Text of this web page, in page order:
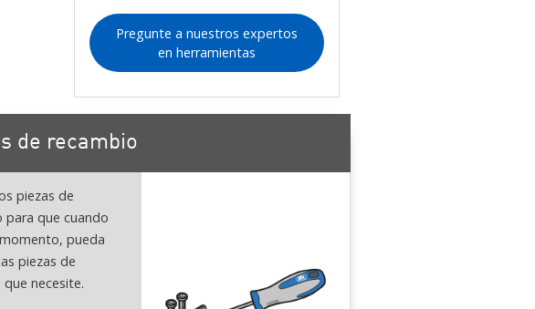
Pregunte a nuestros expertos
en herramientas
de recambio
piezas de
para que cuando
pueda
piezas de
necesite.